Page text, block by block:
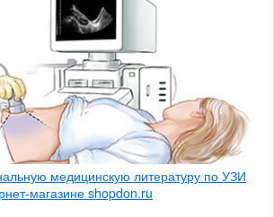
медицинскую литературу по УЗИ
магазине shopdon.ru